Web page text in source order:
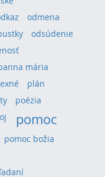
odmena
odsúdenie
mária
plán
poézia
pomoc
pomoc božia